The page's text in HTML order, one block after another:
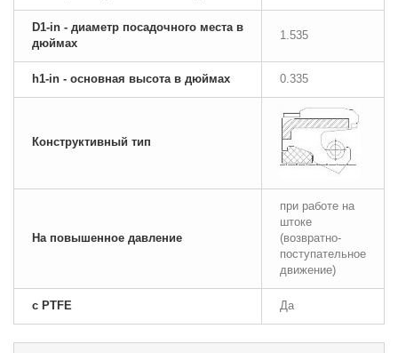
D1-in - диаметр посадочного места в
дюймах
1.535
h1-in - основная высота в дюймах 0.335
Конструктивный тип
На повышенное давление
при работе на
штоке
(возвратно-
поступательное
движение)
с PTFE Да